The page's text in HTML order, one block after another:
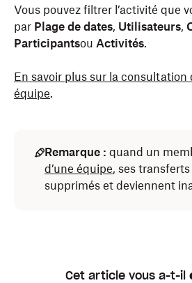
Vous pouvez filtrer l’activité que
par Plage de dates, Utilisateurs,
Participantsou Activités.
En savoir plus sur la consultation
équipe.
Remarque : quand un
d’une équipe, ses
supprimés et deviennent
Cet article vous a-t-il